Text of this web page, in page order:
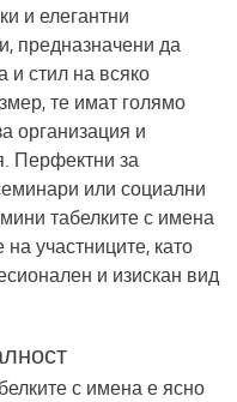
и елегантни
предназначени да
и стил на всяко
те имат голямо
организация и
Перфектни за
или социални
табелките с имена
участниците, като
и изискан вид
с имена е ясно